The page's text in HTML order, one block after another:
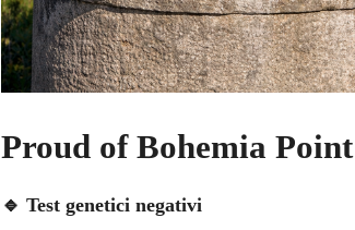
Proud of Bohemia Point
🔹 Test genetici negativi